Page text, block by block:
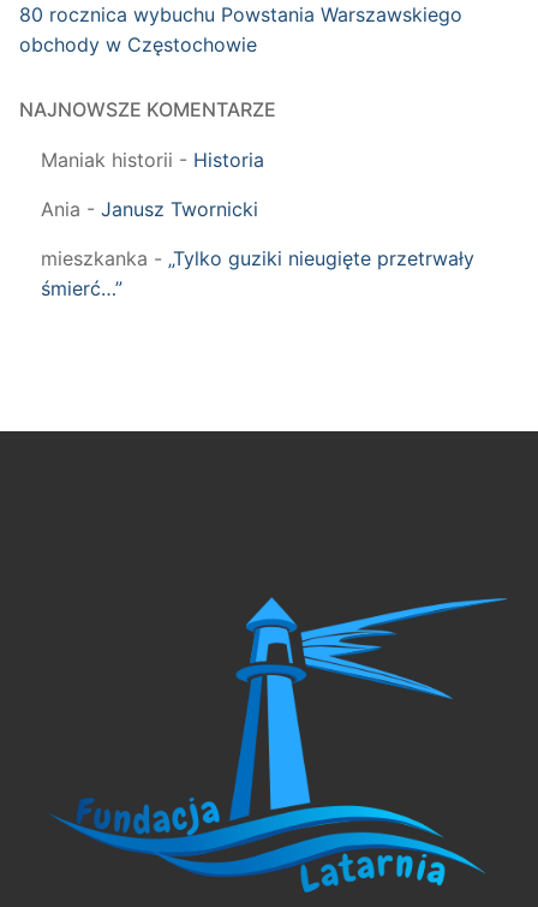
80 rocznica wybuchu Powstania Warszawskiego
obchody w Częstochowie
NAJNOWSZE KOMENTARZE
Maniak historii - Historia
Ania - Janusz Twornicki
mieszkanka - „Tylko guziki nieugięte przetrwały
śmierć…”